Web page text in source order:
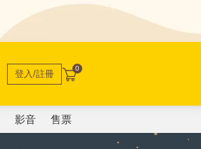
登入/註冊 0
影音 售票